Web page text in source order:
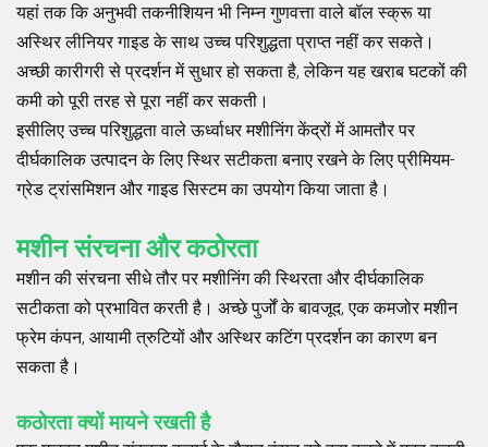
यहां तक ​​कि अनुभवी तकनीशियन भी निम्न गुणवत्ता वाले बॉल स्क्रू या
अस्थिर लीनियर गाइड के साथ उच्च परिशुद्धता प्राप्त नहीं कर सकते।
अच्छी कारीगरी से प्रदर्शन में सुधार हो सकता है, लेकिन यह खराब घटकों की
कमी को पूरी तरह से पूरा नहीं कर सकती।
इसीलिए उच्च परिशुद्धता वाले ऊर्ध्वाधर मशीनिंग केंद्रों में आमतौर पर
दीर्घकालिक उत्पादन के लिए स्थिर सटीकता बनाए रखने के लिए प्रीमियम-
ग्रेड ट्रांसमिशन और गाइड सिस्टम का उपयोग किया जाता है।
मशीन संरचना और कठोरता
मशीन की संरचना सीधे तौर पर मशीनिंग की स्थिरता और दीर्घकालिक
सटीकता को प्रभावित करती है। अच्छे पुर्जों के बावजूद, एक कमजोर मशीन
फ्रेम कंपन, आयामी त्रुटियों और अस्थिर कटिंग प्रदर्शन का कारण बन
सकता है।
कठोरता क्यों मायने रखती है